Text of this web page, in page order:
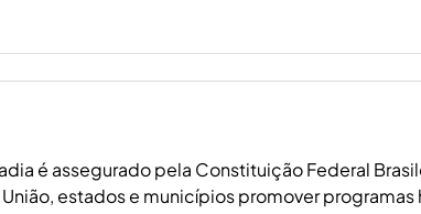
é assegurado pela Constituição Federal
estados e municípios promover programas